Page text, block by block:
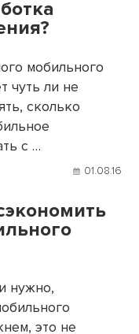
мобильного
чуть ли не
сколько
с …
01.08.16
нужно,
это не